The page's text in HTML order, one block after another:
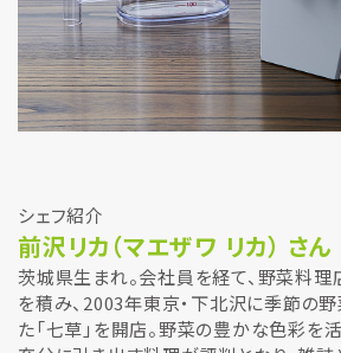
シェフ紹介
前沢リカ（マエザワ リカ） さん
茨城県生まれ。会社員を経て、野菜料
を積み、2003年東京・下北沢に季節の
た「七草」を開店。野菜の豊かな色彩を